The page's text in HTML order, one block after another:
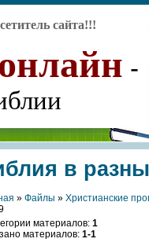
сайта!!!
-
в
» Файлы » Христианские
материалов: 1
материалов: 1-1